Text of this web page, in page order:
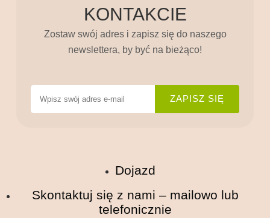
KONTAKCIE
Zostaw swój adres i zapisz się do naszego
newslettera, by być na bieżąco!
Dojazd
Skontaktuj się z nami – mailowo lub
telefonicznie